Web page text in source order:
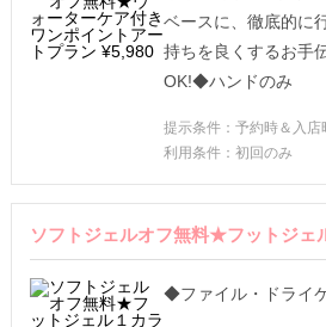
ベースに、徹底的に
持ちを良くするお手
OK!◆ハンドのみ
提示条件：予約時＆入店
利用条件：初回のみ
ソフトジェルオフ無料★フットジェ
◆ファイル・ドライ